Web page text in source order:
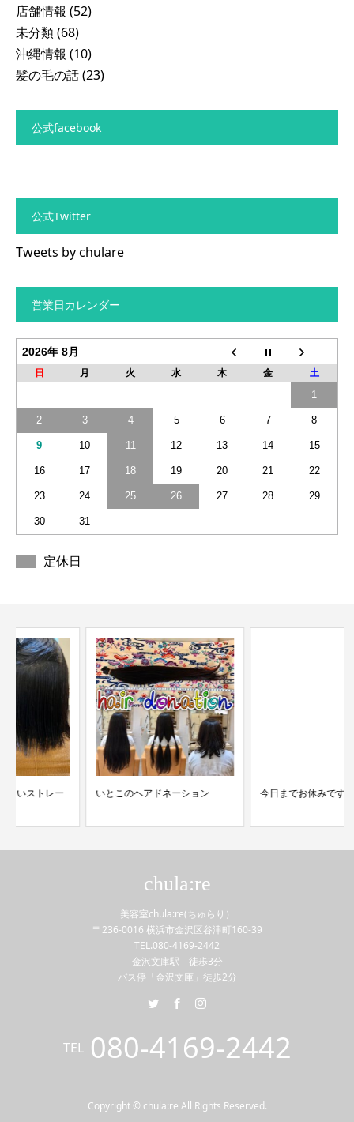
店舗情報 (52)
未分類(68)
沖縄情報 (10)
髪の毛の話(23)
公式facebook
公式Twitter
Tweets by chulare
営業日カレンダー
2026年 8月
日 月 火 水 木 金 土
1
2 3 4 5 6 7 8
9 10 11 12 13 14 15
16 17 18 19 20 21 22
23 24 25 26 27 28 29
30 31
定休日
いとこのヘアドネーション 今日までお休みです。
chula:re
美容室chula:re(ちゅらり）
〒236-0016 横浜市金沢区谷津町160-39
TEL.080-4169-2442
金沢文庫駅 徒歩3分
バス停「金沢文庫」徒歩2分
TEL 080-4169-2442
Copyright © chula:re All Rights Reserved.